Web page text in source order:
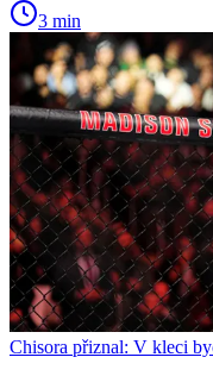
3 min
Chisora přiznal: V kleci